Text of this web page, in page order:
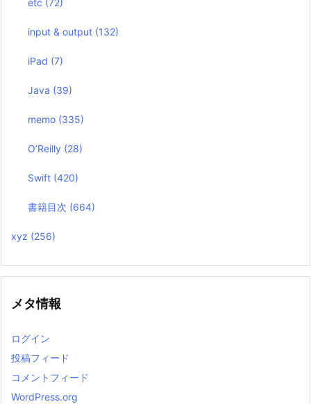
input & output (132)
iPad (7)
Java (39)
memo (335)
O’Reilly (28)
Swift (420)
書籍目次 (664)
xyz (256)
メタ情報
ログイン
投稿フィード
コメントフィード
WordPress.org